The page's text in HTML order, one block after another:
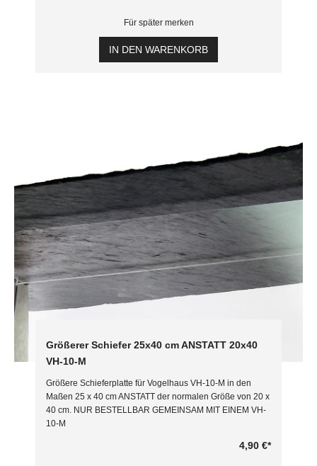
Für später merken
IN DEN WARENKORB
Größerer Schiefer 25x40 cm ANSTATT 20x40
VH-10-M
Größere Schieferplatte für Vogelhaus VH-10-M in den
Maßen 25 x 40 cm ANSTATT der normalen Größe von 20 x
40 cm. NUR BESTELLBAR GEMEINSAM MIT EINEM VH-
10-M
4,90 €*